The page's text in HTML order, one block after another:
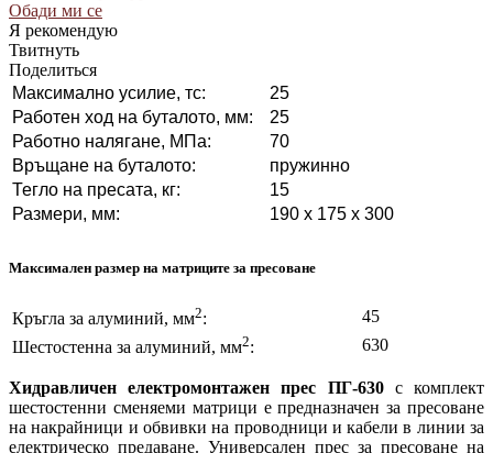
Обади ми се
Я рекомендую
Твитнуть
Поделиться
Максимално усилие, тс:
25
Работен ход на буталото, мм:
25
Работно налягане, МПа:
70
Връщане на буталото:
пружинно
Тегло на пресата, кг:
15
Размери, мм:
190 x 175 x 300
Максимален размер на матриците за пресоване
Кръгла за алуминий, мм2:
45
Шестостенна за алуминий, мм2: 630
Хидравличен електромонтажен прес ПГ-630с комплект
шестостенни сменяеми матрици е предназначен за пресоване
на накрайници и обвивки на проводници и кабели в линии за
електрическо предаване. Универсален прес за пресоване на